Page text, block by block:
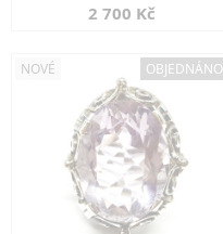
2 700 Kč
NOVÉ OBJEDNÁNO